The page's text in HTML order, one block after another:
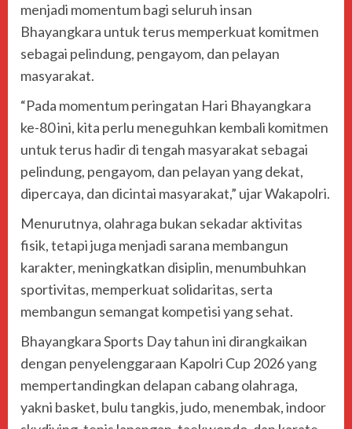
menjadi momentum bagi seluruh insan
Bhayangkara untuk terus memperkuat komitmen
sebagai pelindung, pengayom, dan pelayan
masyarakat.
“Pada momentum peringatan Hari Bhayangkara
ke-80 ini, kita perlu meneguhkan kembali komitmen
untuk terus hadir di tengah masyarakat sebagai
pelindung, pengayom, dan pelayan yang dekat,
dipercaya, dan dicintai masyarakat,” ujar Wakapolri.
Menurutnya, olahraga bukan sekadar aktivitas
fisik, tetapi juga menjadi sarana membangun
karakter, meningkatkan disiplin, menumbuhkan
sportivitas, memperkuat solidaritas, serta
membangun semangat kompetisi yang sehat.
Bhayangkara Sports Day tahun ini dirangkaikan
dengan penyelenggaraan Kapolri Cup 2026 yang
mempertandingkan delapan cabang olahraga,
yakni basket, bulu tangkis, judo, menembak, indoor